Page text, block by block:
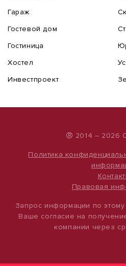
Гараж
Гостевой дом
Гостиница
Хостел
Инвестпроект
® 2014 – 2026
Политика
Правовая
Запрос информации по
Ваше согласие на
компании через